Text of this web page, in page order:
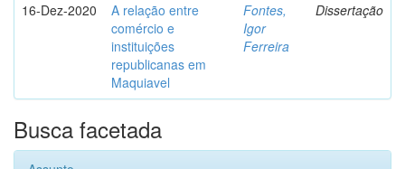
16-Dez-2020
A relação entre
comércio e
instituições
republicanas em
Maquiavel
Fontes,
Igor
Ferreira
Dissertação
Busca facetada